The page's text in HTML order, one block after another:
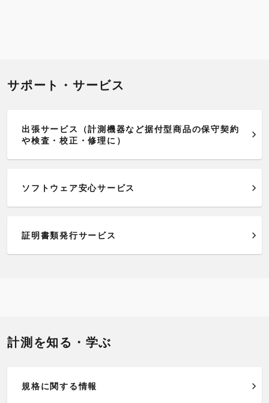
サポート・サービス
出張サービス（計測機器など据付型商品の保守契約
や検査・校正・修理に）
ソフトウェア安心サービス
証明書類発行サービス
計測を知る・学ぶ
規格に関する情報